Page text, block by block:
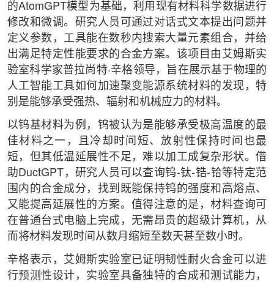
的AtomGPT模型为基础，利用现有材料科学数据进行
修改和微调。研究人员可通过对话式文本提出问题并
定义参数，工具能在数秒内搜索大量元素组合，并给
出满足特定性能要求的合金方案。该项目由艾姆斯实
验室科学家普拉尚特·辛格领导，旨在展示基于物理的
人工智能工具如何加速聚变能源系统材料的发现，特
别是能够承受强热、辐射和机械应力的材料。
以钨基材料为例，钨被认为是能够承受极高温度的最
佳材料之一，且冷却时间短、放射性保持时间也最
短，但其低温延展性不足，难以加工成复杂形状。借
助DuctGPT，研究人员可以查询钨-钛-锆-铪等特定范
围内的合金成分，找到既能保持钨的强度和高熔点、
又能提高延展性的方案。值得注意的是，材料查询可
在普通台式电脑上完成，无需昂贵的超级计算机，从
而将材料发现时间从数月缩短至数天甚至数小时。
辛格表示，艾姆斯实验室已证明韧性耐火合金可以进
行预测性设计，实验室具备独特的合成和测试能力，